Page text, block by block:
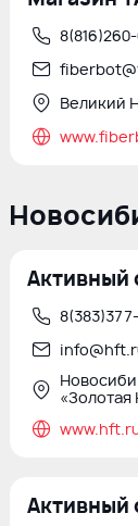
Великий
Активный
«Золотая
Активный